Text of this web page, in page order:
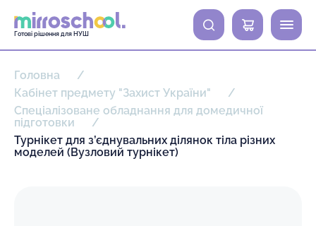
Готові рішення для НУШ
0
Головна
Кабінет предмету "Захист України"
Спеціалізоване обладнання для домедичної
підготовки
Турнікет для з’єднувальних ділянок тіла різних
моделей (Вузловий турнікет)